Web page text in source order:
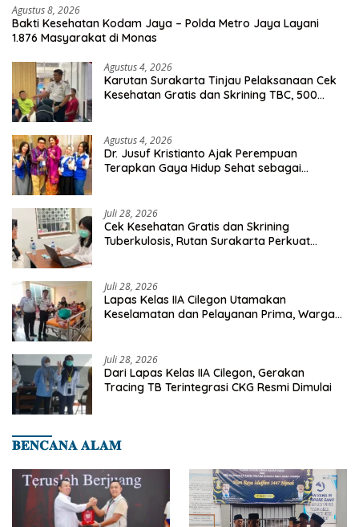
Agustus 8, 2026
Bakti Kesehatan Kodam Jaya – Polda Metro Jaya Layani
1.876 Masyarakat di Monas
Agustus 4, 2026
Karutan Surakarta Tinjau Pelaksanaan Cek
Kesehatan Gratis dan Skrining TBC, 500
Agustus 4, 2026
Dr. Jusuf Kristianto Ajak Perempuan
Terapkan Gaya Hidup Sehat sebagai
Juli 28, 2026
Cek Kesehatan Gratis dan Skrining
Tuberkulosis, Rutan Surakarta Perkuat
Juli 28, 2026
Lapas Kelas IIA Cilegon Utamakan
Keselamatan dan Pelayanan Prima, Warga
Juli 28, 2026
Dari Lapas Kelas IIA Cilegon, Gerakan
Tracing TB Terintegrasi CKG Resmi Dimulai
𝐁𝐄𝐍𝐂𝐀𝐍𝐀 𝐀𝐋𝐀𝐌